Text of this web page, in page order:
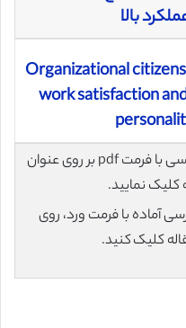
بالا
Organizational
work satisfaction
برای دانلود رایگان مقاله انگلیسی با فرمت pdf بر روی عنوان
کلیک نمایید.
آماده با فرمت ورد، روی
کلیک کنید.